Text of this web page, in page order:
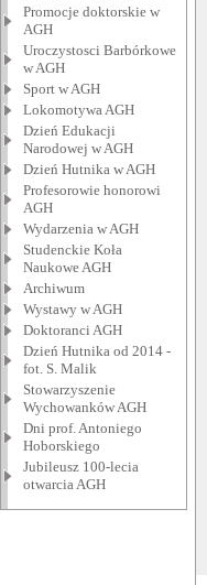
Promocje doktorskie w
AGH
Uroczystosci Barbórkowe
w AGH
Sport w AGH
Lokomotywa AGH
Dzień Edukacji
Narodowej w AGH
Dzień Hutnika w AGH
Profesorowie honorowi
AGH
Wydarzenia w AGH
Studenckie Koła
Naukowe AGH
Archiwum
Wystawy w AGH
Doktoranci AGH
Dzień Hutnika od 2014 -
fot. S. Malik
Stowarzyszenie
Wychowanków AGH
Dni prof. Antoniego
Hoborskiego
Jubileusz 100-lecia
otwarcia AGH